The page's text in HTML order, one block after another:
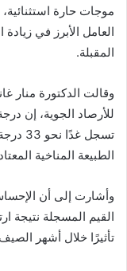
موجات حارة
العامل الأبرز في
المقبلة.
وقالت الدكتورة منار
للأرصاد الجوية، إن
تسجل
الطبيعة المناخية
وأشارت إلى أن
القيم المسجلة نتيجة
تأثيرًا خلال أشهر